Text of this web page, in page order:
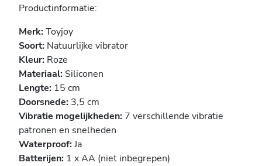
Productinformatie:
Merk:Toyjoy
Soort: Natuurlijke vibrator
Kleur: Roze
Materiaal: Siliconen
Lengte: 15 cm
Doorsnede: 3,5 cm
Vibratie mogelijkheden: 7 verschillende vibratie
patronen en snelheden
Waterproof:Ja
Batterijen: 1 x AA (niet inbegrepen)